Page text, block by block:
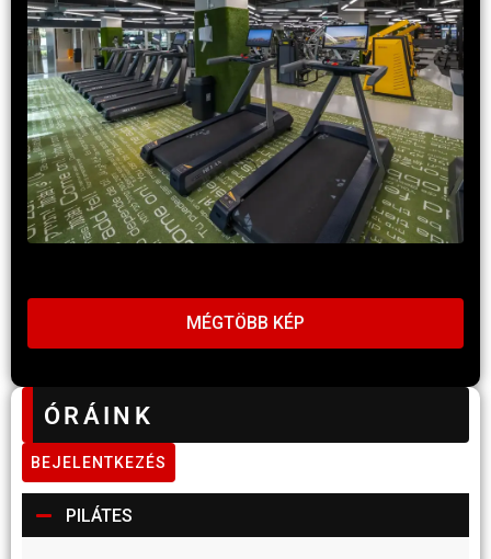
MÉGTÖBB KÉP
ÓRÁINK
BEJELENTKEZÉS
PILÁTES